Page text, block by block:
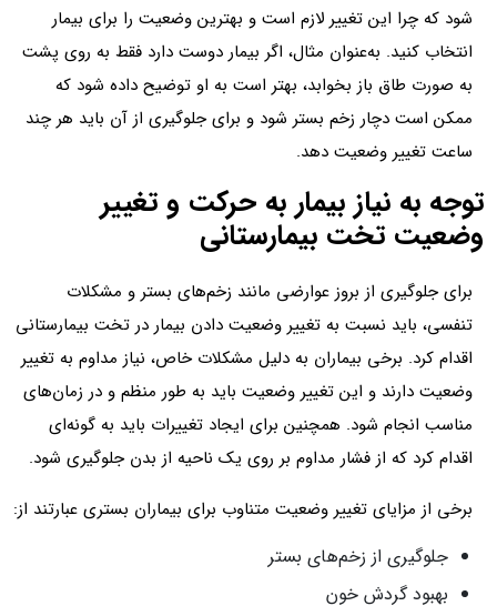
شود که چرا این تغییر لازم است و بهترین وضعیت را برای بیمار
انتخاب کنید. به‌عنوان مثال، اگر بیمار دوست دارد فقط به روی پشت
به صورت طاق باز بخوابد، بهتر است به او توضیح داده شود که
ممکن است دچار زخم بستر شود و برای جلوگیری از آن باید هر چند
ساعت تغییر وضعیت دهد.
توجه به نیاز بیمار به حرکت و تغییر
وضعیت تخت بیمارستانی
برای جلوگیری از بروز عوارضی مانند زخم‌های بستر و مشکلات
تنفسی، باید نسبت به تغییر وضعیت دادن بیمار در تخت بیمارستانی
اقدام کرد. برخی بیماران به دلیل مشکلات خاص، نیاز مداوم به تغییر
وضعیت دارند و این تغییر وضعیت باید به طور منظم و در زمان‌های
مناسب انجام شود. همچنین برای ایجاد تغییرات باید به گونه‌ای
اقدام کرد که از فشار مداوم بر روی یک ناحیه از بدن جلوگیری شود.
برخی از مزایای تغییر وضعیت متناوب برای بیماران بستری عبارتند از:
جلوگیری از زخم‌های بستر
بهبود گردش خون